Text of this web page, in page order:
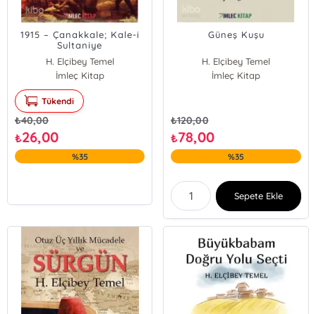
1915 – Çanakkale; Kale-i
Sultaniye
H. Elçibey Temel
İmleç Kitap
Tükendi
₺40,00
₺26,00
%35
Güneş Kuşu
H. Elçibey Temel
İmleç Kitap
₺120,00
₺78,00
%35
Sepete Ekle